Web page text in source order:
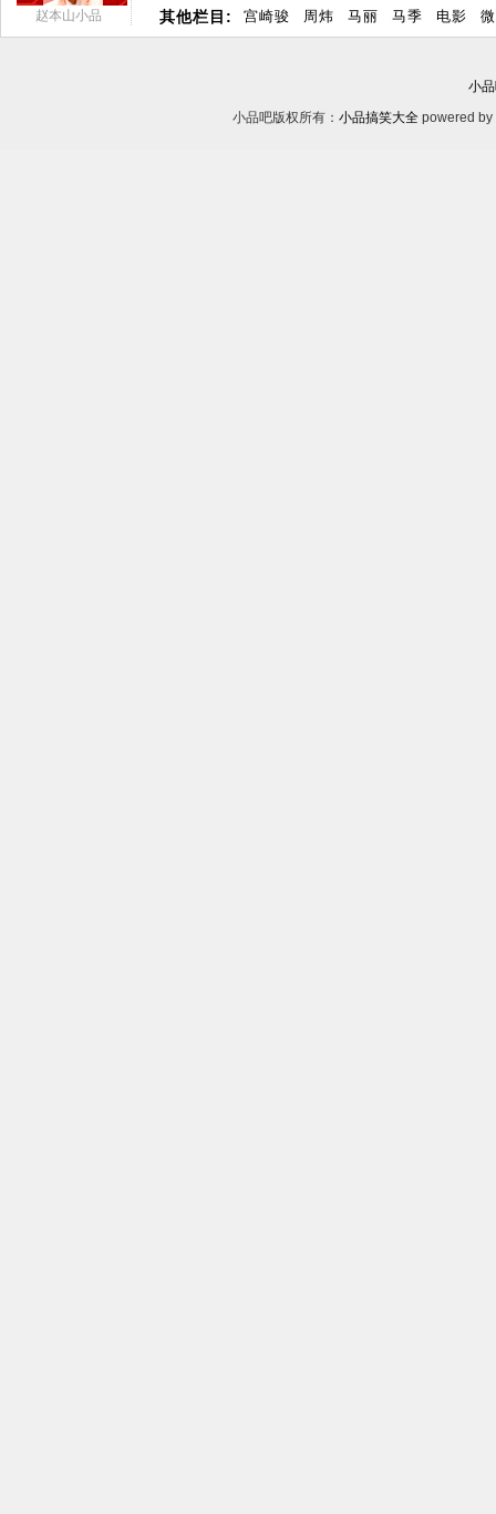
赵本山小品 其他栏目: 宫崎骏 周炜 马丽 马季 电影
小
小品吧版权所有： 小品搞笑大全 powered by